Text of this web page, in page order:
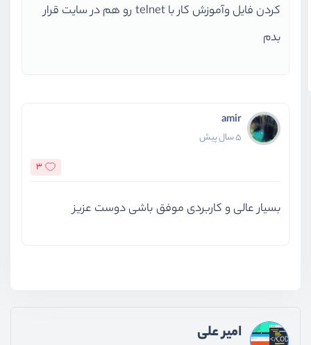
کردن فایل وآموزش کار با telnet رو هم در سایت قرار
بدم
amir
5 سال پیش
3
بسیار عالی و کاربردی موفق باشی دوست عزیز
امیر علی